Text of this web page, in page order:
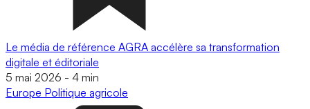
Le média de référence AGRA accélère sa transformation
digitale et éditoriale
5 mai 2026 - 4 min
Europe Politique agricole